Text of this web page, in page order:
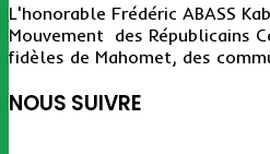
L'honorable Frédéric ABASS
Mouvement des Républicains
fidèles de Mahomet, des
NOUS SUIVRE